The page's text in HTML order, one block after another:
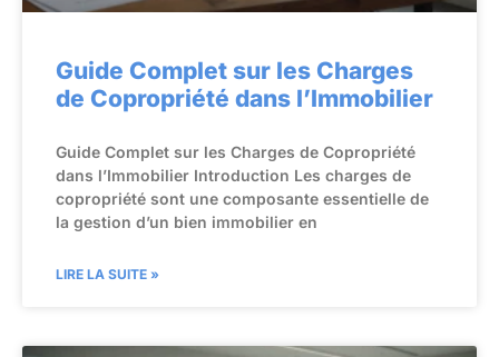
Guide Complet sur les Charges
de Copropriété dans l’Immobilier
Guide Complet sur les Charges de Copropriété
dans l’Immobilier Introduction Les charges de
copropriété sont une composante essentielle de
la gestion d’un bien immobilier en
LIRE LA SUITE »